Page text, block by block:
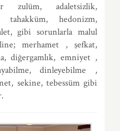
adaletsizlik,
tahakküm, hedonizm,
gibi sorunlarla malul
merhamet , şefkat,
diğergamlık, emniyet ,
dinleyebilme ,
sekine, tebessüm gibi